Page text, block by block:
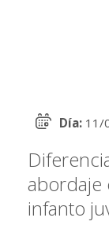
Día: 11/
abordaje
infanto